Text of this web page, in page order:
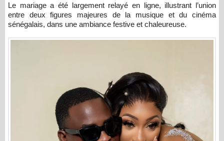
Le mariage a été largement relayé en ligne, illustrant l’union
entre deux figures majeures de la musique et du cinéma
sénégalais, dans une ambiance festive et chaleureuse.